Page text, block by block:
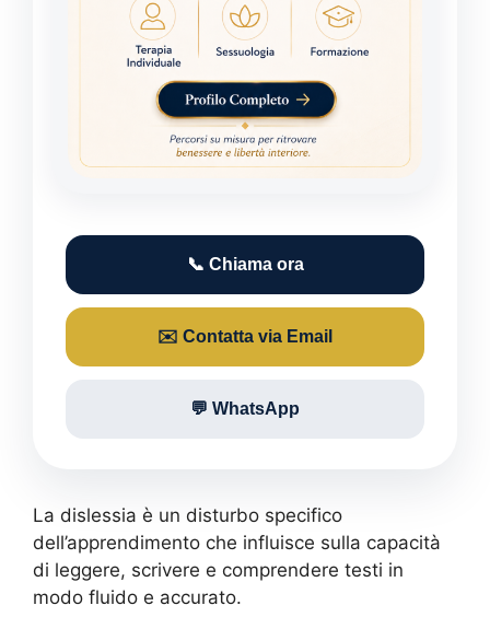
📞 Chiama ora
✉️ Contatta via Email
💬 WhatsApp
La dislessia è un disturbo specifico
dell’apprendimento che influisce sulla capacità
di leggere, scrivere e comprendere testi in
modo fluido e accurato.